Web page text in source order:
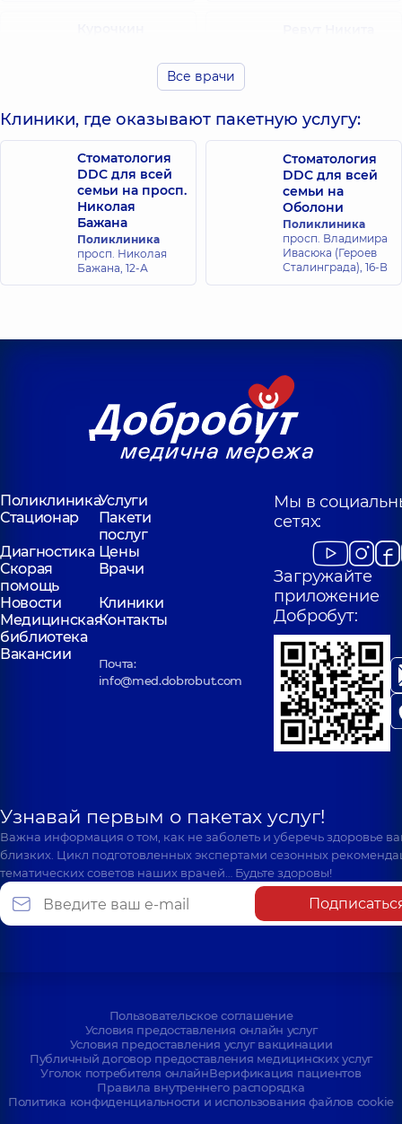
Святославович
11 лет опыта
Никонюк
Святослав
Викторович
Стоматолог-
хирург,13 лет
опыта
Картавцев
Станислав
Сергеевич
Стоматолог-
ортопед;
Стоматолог-
хирург,10 лет
опыта
Стоматолог,6 лет
Дмитренко
Стоматолог
Все врачи
Клиники, где оказывают пакетную услугу:
Стоматология
DDC для всей
семьи на просп.
Николая
Бажана
Поликлиника
просп. Николая
Бажана, 12-А
Стоматология
DDC для всей
семьи на
Оболони
Поликлиника
просп. Владимира
Ивасюка (Героев
Сталинграда), 16-В
ПоликлиникаУслуги
Стационар
Пакети
послуг
Диагностика Цены
Скорая
помощь
Врачи
Новости
Клиники
Медицинская
библиотека
Контакты
Вакансии
Почта:
info@med.dobrobut.com
Мы в
сетях:
Загружайте
приложение
Добробут:
Узнавай первым о пакетах услуг!
Важна информация о том, как не заболеть и уберечь здоровье
близких. Цикл подготовленных экспертами сезонных
тематических советов наших врачей… Будьте здоровы!
Пользовательское соглашение
Условия предоставления онлайн услуг
Условия предоставления услуг вакцинации
Публичный договор предоставления медицинских услуг
Уголок потребителя онлайнВерификация пациентов
Правила внутреннего распорядка
Политика конфиденциальности и использования файлов cookie